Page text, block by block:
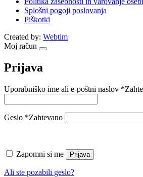
Splošni pogoji poslovanja
Piškotki
Created by: Webtim
Moj račun
Prijava
Uporabniško ime ali e-poštni naslov *
Geslo *Zahtevano
Zapomni si me Prijava
Ali ste pozabili geslo?